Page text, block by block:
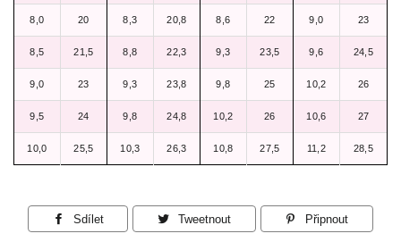
8,0 20 8,3 20,8 8,6 22 9,0 23
8,5 21,5 8,8 22,3 9,3 23,5 9,6 24,5
9,0 23 9,3 23,8 9,8 25 10,2 26
9,5 24 9,8 24,8 10,2 26 10,6 27
10,0 25,5 10,3 26,3 10,8 27,5 11,2 28,5
Sdílet Tweetnout
Tweetnout
Připnout